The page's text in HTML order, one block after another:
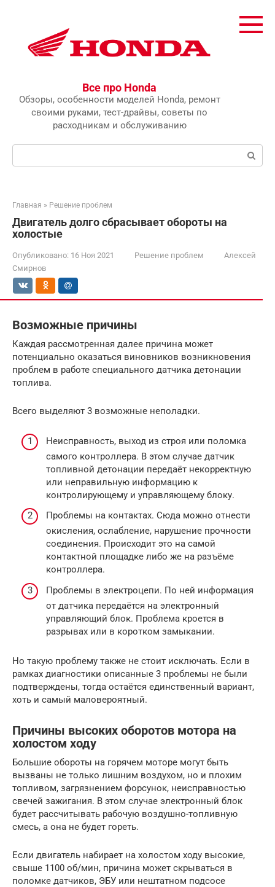
Все про Honda
Обзоры, особенности моделей Honda, ремонт
своими руками, тест-драйвы, советы по
расходникам и обслуживанию
Главная » Решение проблем
Двигатель долго сбрасывает обороты на
холостые
Опубликовано: 16 Ноя 2021 Решение проблем
Алексей
Смирнов
Возможные причины
Каждая рассмотренная далее причина может
потенциально оказаться виновников возникновения
проблем в работе специального датчика детонации
топлива.
Всего выделяют 3 возможные неполадки.
Неисправность, выход из строя или поломка
самого контроллера. В этом случае датчик
топливной детонации передаёт некорректную
или неправильную информацию к
контролирующему и управляющему блоку.
Проблемы на контактах. Сюда можно отнести
окисления, ослабление, нарушение прочности
соединения. Происходит это на самой
контактной площадке либо же на разъёме
контроллера.
Проблемы в электроцепи. По ней информация
от датчика передаётся на электронный
управляющий блок. Проблема кроется в
разрывах или в коротком замыкании.
Но такую проблему также не стоит исключать. Если в
рамках диагностики описанные 3 проблемы не были
подтверждены, тогда остаётся единственный вариант,
хоть и самый маловероятный.
Причины высоких оборотов мотора на
холостом ходу
Большие обороты на горячем моторе могут быть
вызваны не только лишним воздухом, но и плохим
топливом, загрязнением форсунок, неисправностью
свечей зажигания. В этом случае электронный блок
будет рассчитывать рабочую воздушно-топливную
смесь, а она не будет гореть.
Если двигатель набирает на холостом ходу высокие,
свыше 1100 об/мин, причина может скрываться в
поломке датчиков, ЭБУ или нештатном подсосе